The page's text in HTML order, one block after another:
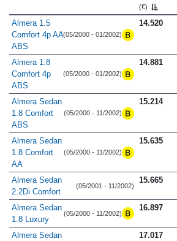
(€)
Almera 1.5
Comfort 4p AA
ABS
(05/2000 - 01/2002)
14.520
Almera 1.8
Comfort 4p
ABS
(05/2000 - 01/2002)
14.881
Almera Sedan
1.8 Comfort
ABS
(05/2000 - 11/2002)
15.214
Almera Sedan
1.8 Comfort
AA
(05/2000 - 11/2002)
15.635
Almera Sedan
2.2Di Comfort
(05/2001 - 11/2002)
15.665
Almera Sedan
1.8 Luxury
(05/2000 - 11/2002)
16.897
Almera Sedan
17.017